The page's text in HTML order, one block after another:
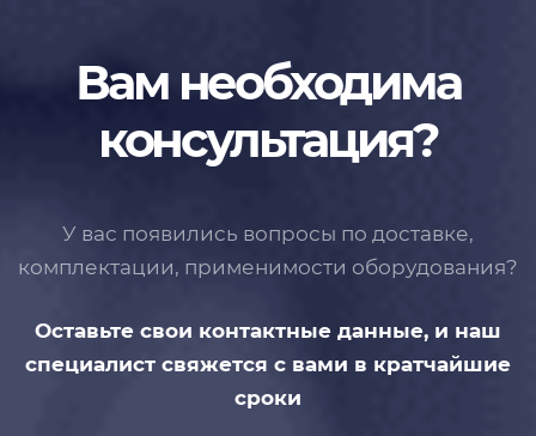
Вам необходима
консультация?
У вас появились вопросы по доставке,
комплектации, применимости оборудования?
Оставьте свои контактные данные, и наш
специалист свяжется с вами в кратчайшие
сроки